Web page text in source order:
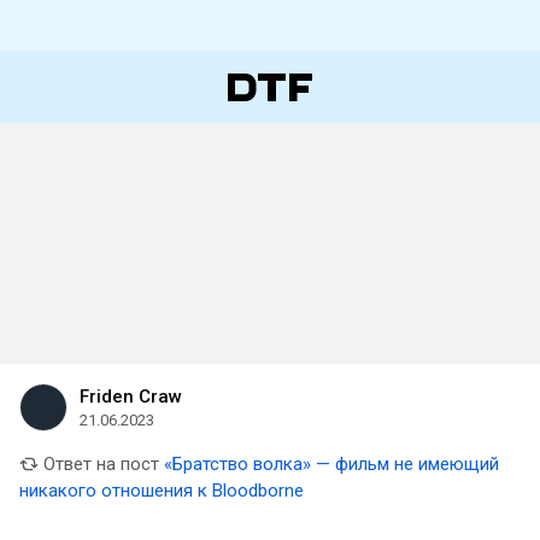
Friden Craw
21.06.2023
Ответ на пост «Братство волка» — фильм не имеющий
никакого отношения к Bloodborne